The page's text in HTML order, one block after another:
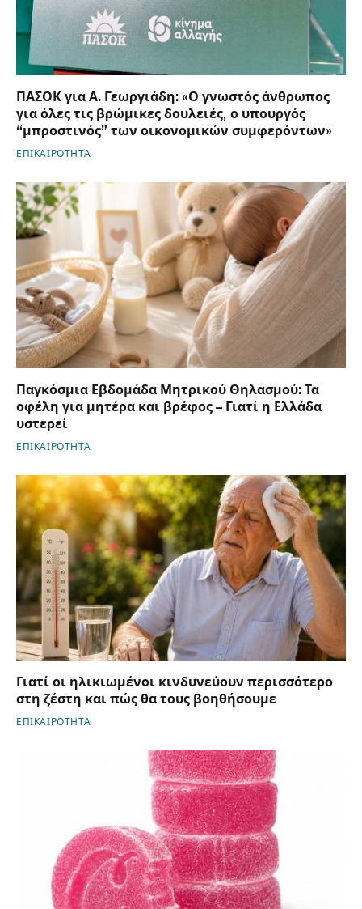
ΠΑΣΟΚ για Α. Γεωργιάδη: «Ο γνωστός άνθρωπος
για όλες τις βρώμικες δουλειές, ο υπουργός
“μπροστινός” των οικονομικών συμφερόντων»
ΕΠΙΚΑΙΡΟΤΗΤΑ
Παγκόσμια Εβδομάδα Μητρικού Θηλασμού: Τα
οφέλη για μητέρα και βρέφος – Γιατί η Ελλάδα
υστερεί
ΕΠΙΚΑΙΡΟΤΗΤΑ
Γιατί οι ηλικιωμένοι κινδυνεύουν περισσότερο
στη ζέστη και πώς θα τους βοηθήσουμε
ΕΠΙΚΑΙΡΟΤΗΤΑ